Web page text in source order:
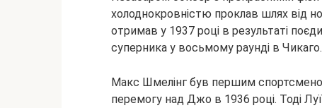
холоднокровністю проклав шлях від
отримав у 1937 році в результаті
суперника у восьмому раунді в Чикаго.
Макс Шмелінг був першим
перемогу над Джо в 1936 році. Тоді